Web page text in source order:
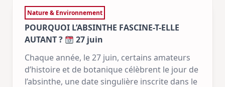
Nature & Environnement
POURQUOI L’ABSINTHE FASCINE-T-ELLE
AUTANT ?
27 juin
Chaque année, le 27 juin, certains amateurs
d’histoire et de botanique célèbrent le jour de
l’absinthe, une date singulière inscrite dans le